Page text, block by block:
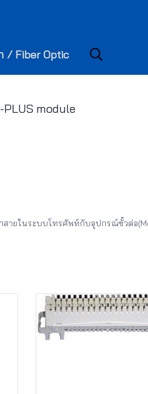
/ Fiber Optic
PLUS module
ายในระบบโทรศัพท์กับอุปกรณ์ขั้วต่อ